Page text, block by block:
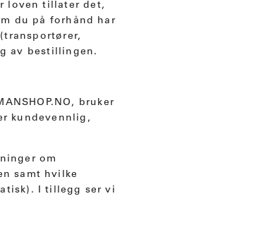
loven tillater det,
du på forhånd har
av bestillingen.
bruker
kundevennlig,
om
samt hvilke
I tillegg ser vi